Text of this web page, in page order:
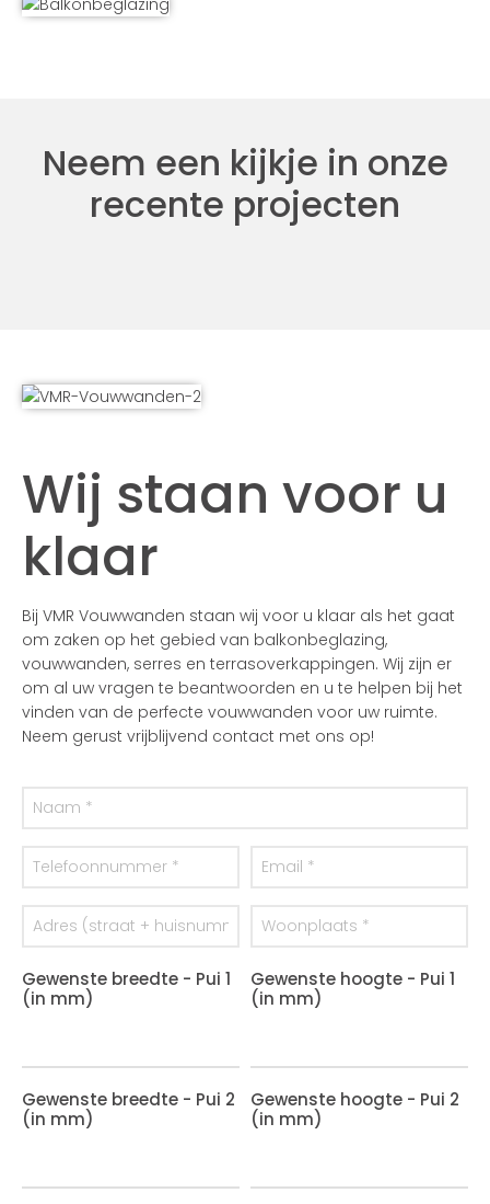
Neem een kijkje in onze
recente projecten
Wij staan voor u
klaar
Bij VMR Vouwwanden staan wij voor u klaar als het gaat
om zaken op het gebied van balkonbeglazing,
vouwwanden, serres en terrasoverkappingen. Wij zijn er
om al uw vragen te beantwoorden en u te helpen bij het
vinden van de perfecte vouwwanden voor uw ruimte.
Neem gerust vrijblijvend contact met ons op!
Gewenste breedte - Pui 1
(in mm)
Gewenste hoogte - Pui 1
(in mm)
Gewenste breedte - Pui 2
(in mm)
Gewenste hoogte - Pui 2
(in mm)